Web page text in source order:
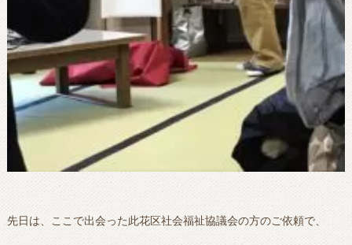
先日は、ここで出会った此花区社会福祉協議会の方のご依頼で、